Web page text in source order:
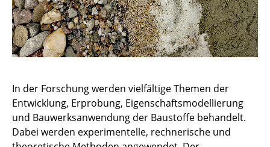
Aktuelles
Lehre
Zentren
Angebote
In der Forschung werden vielfältige Themen der
Entwicklung, Erprobung, Eigenschaftsmodellierung
und Bauwerksanwendung der Baustoffe behandelt.
Dabei werden experimentelle, rechnerische und